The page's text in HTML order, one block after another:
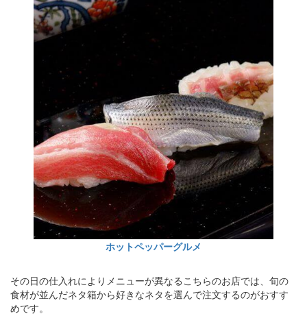
ホットペッパーグルメ
その日の仕入れによりメニューが異なるこちらのお店では、旬の
食材が並んだネタ箱から好きなネタを選んで注文するのがおすす
めです。